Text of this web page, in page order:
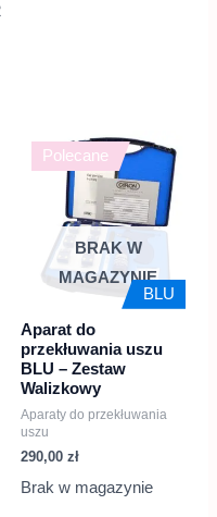
Polecane
BLU
BRAK W
MAGAZYNIE
Aparat do
przekłuwania uszu
BLU – Zestaw
Walizkowy
Aparaty do przekłuwania
uszu
290,00 zł
Brak w magazynie